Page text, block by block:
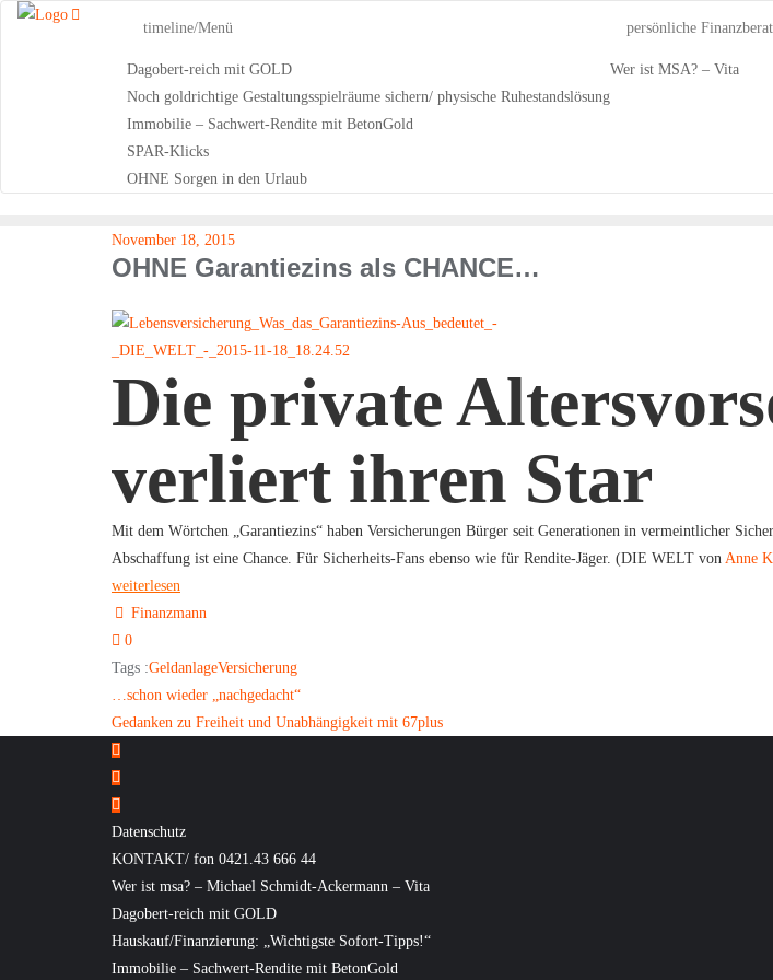
Skip
timeline/Menü
Dagobert-reich mit GOLD
Noch goldrichtige Gestaltungsspielräume sichern/ physische Ruhestandslösung
Immobilie – Sachwert-Rendite mit BetonGold
SPAR-Klicks
OHNE Sorgen in den Urlaub
persönliche
Wer ist MSA? – Vita
November 18, 2015
OHNE Garantiezins als CHANCE…
Die private
verliert ihren Star
Mit dem Wörtchen „Garantiezins“ haben Versicherungen Bürger seit Generationen in vermeintlicher
Abschaffung ist eine Chance. Für Sicherheits-Fans ebenso wie für Rendite-Jäger. (DIE WELT von Anne
weiterlesen
Finanzmann
0
Tags :GeldanlageVersicherung
Beitragsnavigation
…schon wieder „nachgedacht“
Gedanken zu Freiheit und Unabhängigkeit mit 67plus
Datenschutz
KONTAKT/ fon 0421.43 666 44
Wer ist msa? – Michael Schmidt-Ackermann – Vita
Dagobert-reich mit GOLD
Hauskauf/Finanzierung: „Wichtigste Sofort-Tipps!“
Immobilie – Sachwert-Rendite mit BetonGold